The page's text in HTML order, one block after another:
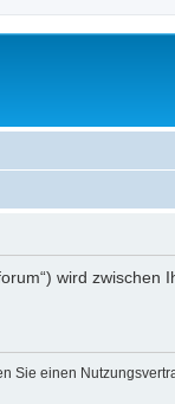
wird
Sie einen